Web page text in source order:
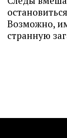
Возможно,
странную